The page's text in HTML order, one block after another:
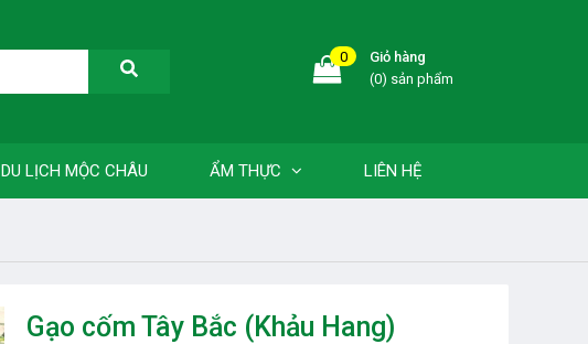
0
Giỏ hàng
(0) sản phẩm
DU LỊCH MỘC CHÂU ẨM THỰC LIÊN HỆ
Gạo cốm Tây Bắc (Khảu Hang)